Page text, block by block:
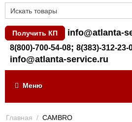
Получить КП info@atlanta-
8(800)-700-54-08; 8(383)-312-23-
info@atlanta-service.ru
Меню
Главная / CAMBRO